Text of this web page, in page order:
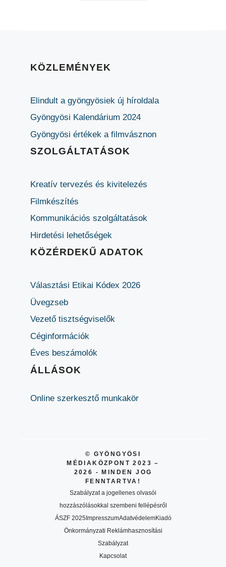
KÖZLEMÉNYEK
Elindult a gyöngyösiek új híroldala
Gyöngyösi Kalendárium 2024
Gyöngyösi értékek a filmvásznon
SZOLGÁLTATÁSOK
Kreatív tervezés és kivitelezés
Filmkészítés
Kommunikációs szolgáltatások
Hirdetési lehetőségek
KÖZÉRDEKŰ ADATOK
Választási Etikai Kódex 2026
Üvegzseb
Vezető tisztségviselők
Céginformációk
Éves beszámolók
ÁLLÁSOK
Online szerkesztő munkakör
© GYÖNGYÖSI
MÉDIAKÖZPONT 2023 –
2026 - MINDEN JOG
FENNTARTVA!
Szabályzat a jogellenes olvasói
hozzászólásokkal szembeni fellépésről
ÁSZF 2025ImpresszumAdatvédelemKiadó
Önkormányzati Reklámhasznosítási
Szabályzat
Kapcsolat